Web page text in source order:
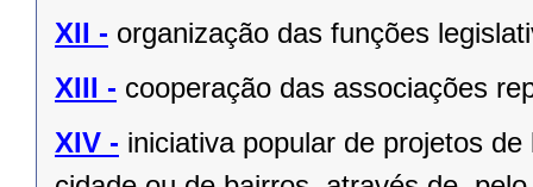
XII - organização das funções
XIII - cooperação das associações
XIV - iniciativa popular de projetos